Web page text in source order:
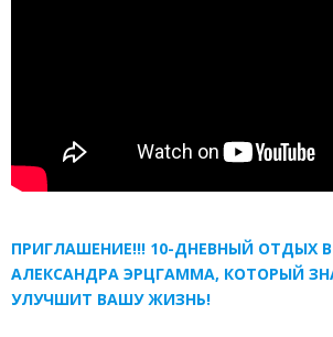
ПРИГЛАШЕНИЕ!!! 10-ДНЕВНЫЙ ОТДЫХ
АЛЕКСАНДРА ЭРЦГАММА, КОТОРЫЙ
УЛУЧШИТ ВАШУ ЖИЗНЬ!